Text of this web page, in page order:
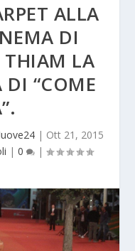
ALLA
DI
THIAM LA
DI “COME
| Ott 21, 2015
| 0 |